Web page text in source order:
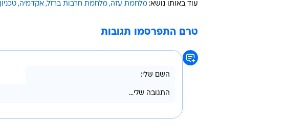
עוד באותו נושא: מלחמת עזה מלחמת חרבות ברזל אקדמיה טכניון
טרם התפרסמו תגובות